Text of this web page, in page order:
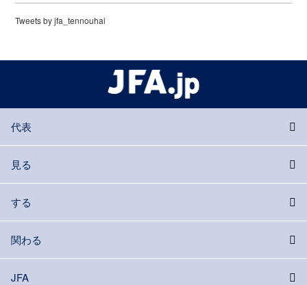
Tweets by jfa_tennouhai
代表
見る
する
関わる
JFA